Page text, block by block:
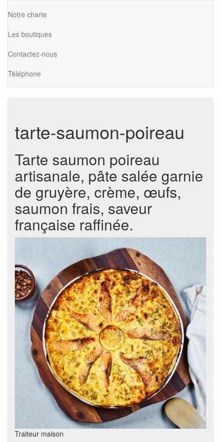
Notre charte
Les boutiques
Contactez-nous
Téléphone
tarte-saumon-poireau
Tarte saumon poireau
artisanale, pâte salée garnie
de gruyère, crème, œufs,
saumon frais, saveur
française raffinée.
Traiteur maison